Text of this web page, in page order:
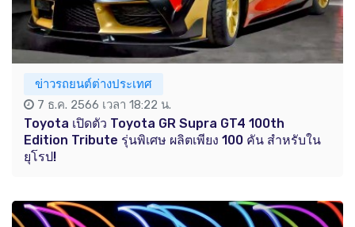
ข่าวรถยนต์ต่างประเทศ
7 ธ.ค. 2566 เวลา 18:22 น.
Toyota เปิดตัว Toyota GR Supra GT4 100th
Edition Tribute รุ่นพิเศษ ผลิตเพียง 100 คัน สำหรับใน
ยุโรป!